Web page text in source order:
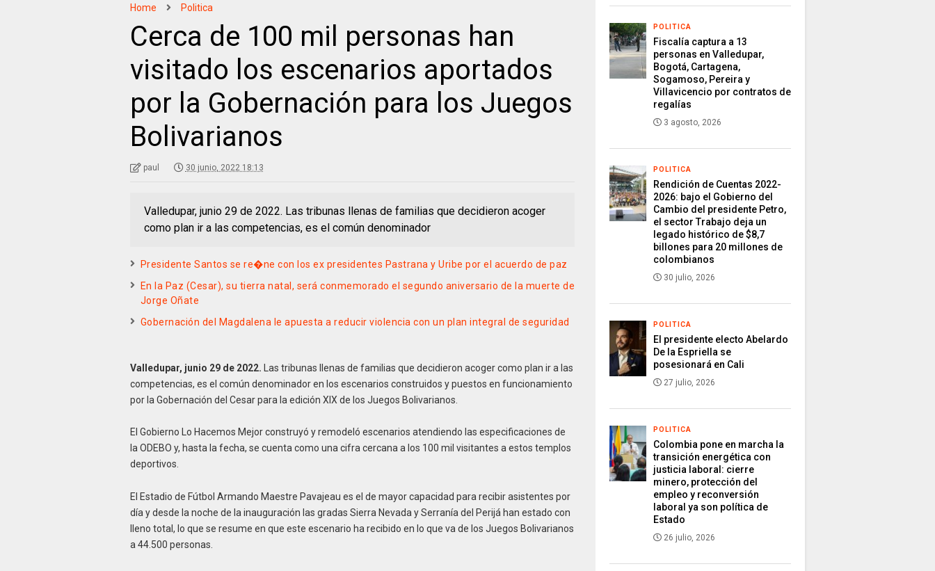
Home Politica
Cerca de 100 mil personas han
visitado los escenarios aportados
por la Gobernación para los Juegos
Bolivarianos
paul 30 junio, 2022 18:13
Valledupar, junio 29 de 2022. Las tribunas llenas de familias que decidieron acoger
como plan ir a las competencias, es el común denominador
Presidente Santos se re�ne con los ex presidentes Pastrana y Uribe por el acuerdo de paz
En la Paz (Cesar), su tierra natal, será conmemorado el segundo aniversario de la muerte de
Jorge Oñate
Gobernación del Magdalena le apuesta a reducir violencia con un plan integral de seguridad
Valledupar, junio 29 de 2022. Las tribunas llenas de familias que decidieron acoger como plan ir a las
competencias, es el común denominador en los escenarios construidos y puestos en funcionamiento
por la Gobernación del Cesar para la edición XIX de los Juegos Bolivarianos.
El Gobierno Lo Hacemos Mejor construyó y remodeló escenarios atendiendo las especificaciones de
la ODEBO y, hasta la fecha, se cuenta como una cifra cercana a los 100 mil visitantes a estos templos
deportivos.
El Estadio de Fútbol Armando Maestre Pavajeau es el de mayor capacidad para recibir asistentes por
día y desde la noche de la inauguración las gradas Sierra Nevada y Serranía del Perijá han estado con
lleno total, lo que se resume en que este escenario ha recibido en lo que va de los Juegos Bolivarianos
a 44.500 personas.
POLITICA
Fiscalía captura a 13
personas en Valledupar,
Bogotá, Cartagena,
Sogamoso, Pereira y
Villavicencio por contratos de
regalías
3 agosto, 2026
POLITICA
Rendición de Cuentas 2022-
2026: bajo el Gobierno del
Cambio del presidente Petro,
el sector Trabajo deja un
legado histórico de $8,7
billones para 20 millones de
colombianos
30 julio, 2026
POLITICA
El presidente electo Abelardo
De la Espriella se
posesionará en Cali
27 julio, 2026
POLITICA
Colombia pone en marcha la
transición energética con
justicia laboral: cierre
minero, protección del
empleo y reconversión
laboral ya son política de
Estado
26 julio, 2026